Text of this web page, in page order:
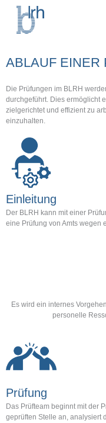
springen
ABLAUF EINER
Die Prüfungen im BLRH
durchgeführt. Dies ermöglicht
zielgerichtet und effizient zu
einzuhalten.
Einleitung
Der BLRH kann mit einer
eine Prüfung von Amts wegen
Es wird ein internes
personelle
Prüfung
Das Prüfteam beginnt mit der
geprüften Stelle an, analysiert